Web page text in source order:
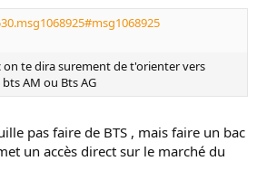
on te dira surement de t'orienter vers
AM ou Bts AG
pas faire de BTS , mais faire un bac
un accès direct sur le marché du